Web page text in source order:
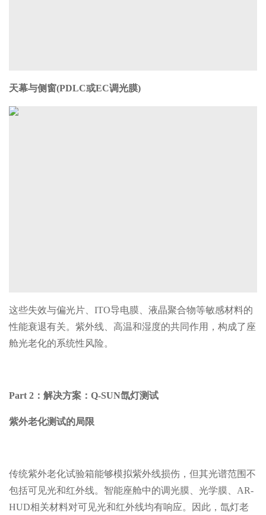
天幕与侧窗(PDLC或EC调光膜)
这些失效与偏光片、ITO导电膜、液晶聚合物等敏感材料的
性能衰退有关。紫外线、高温和湿度的共同作用，构成了座
舱光老化的系统性风险。
Part 2： 解决方案：Q-SUN氙灯测试
紫外老化测试的局限
传统紫外老化试验箱能够模拟紫外线损伤，但其光谱范围不
包括可见光和红外线。智能座舱中的调光膜、光学膜、AR-
HUD相关材料对可见光和红外线均有响应。因此，氙灯老